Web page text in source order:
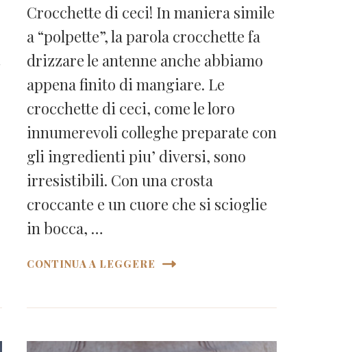
Crocchette di ceci! In maniera simile
a “polpette”, la parola crocchette fa
drizzare le antenne anche abbiamo
appena finito di mangiare. Le
crocchette di ceci, come le loro
innumerevoli colleghe preparate con
gli ingredienti piu’ diversi, sono
irresistibili. Con una crosta
croccante e un cuore che si scioglie
in bocca, …
CONTINUA A LEGGERE